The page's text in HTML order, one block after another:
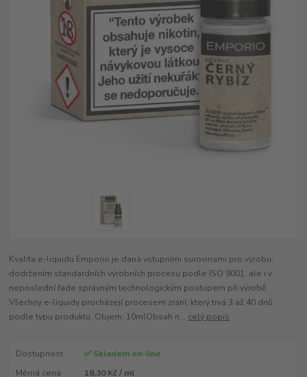
Kvalita e-liquidu Emporio je daná vstupními surovinami pro výrobu,
dodržením standardních výrobních procesu podle ISO 9001, ale i v
neposlední řade správným technologickým postupem při výrobě.
Všechny e-liquidy procházejí procesem zrání, který trvá 3 až 40 dnů
podle typu produktu. Objem: 10mlObsah n... celý popis
Dostupnost
✅ Skladem on-line
Měrná cena
18,30 Kč / ml